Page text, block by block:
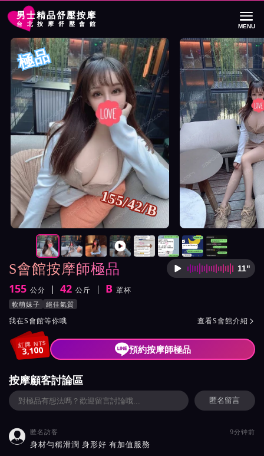
男士精品舒壓按摩
台北按摩舒壓會館 MENU
首頁 S會館按摩師極品詳細介紹
S會館按摩師極品 按摩師
11"
身高
155 公分
體重 42 公斤
罩杯 B 罩杯
按摩師極品服務風格與特色
軟萌妹子 絕佳氣質
按摩師極品所屬按摩會館介紹與班表
我在S會館等你哦 查看S會館介紹 
紅牌 NT$
3,100 預約按摩師極品
S會館按摩師極品照片展示與影片介紹
極品
155/42/B
按摩師極品照片展示與影片介紹及客戶評價截屏展示
按摩顧客討論區
匿名留言
 匿名訪客 9分钟前
身材勻稱滑潤 身形好 有加值服務